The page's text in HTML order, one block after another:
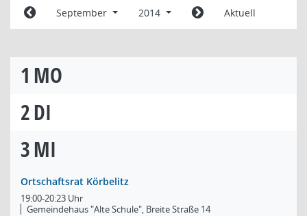
September 2014 Aktuell
1 MO
2DI
3MI
Ortschaftsrat Körbelitz
19:00-20:23 Uhr
Gemeindehaus "Alte Schule", Breite Straße 14